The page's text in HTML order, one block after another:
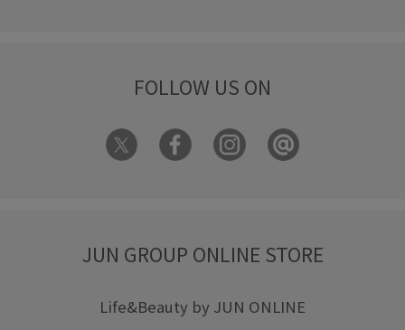
FOLLOW US ON
JUN GROUP ONLINE STORE
Life&Beauty by JUN ONLINE